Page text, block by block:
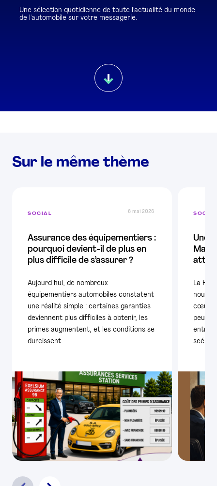
Une sélection quotidienne de toute l'actualité du monde
de l'automobile sur votre messagerie.
Sur le même thème
SOCIAL 6 mai 2026
Assurance des équipementiers :
pourquoi devient-il de plus en
plus difficile de s’assurer ?
Aujourd’hui, de nombreux
équipementiers automobiles constatent
une réalité simple : certaines garanties
deviennent plus difficiles à obtenir, les
primes augmentent, et les conditions se
durcissent.
Une
La
cœur
peut